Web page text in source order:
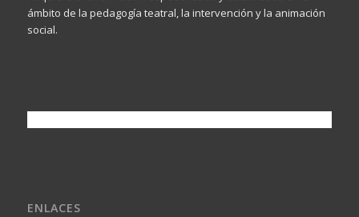
ámbito de la pedagogía teatral, la intervención y la animación
social.
ENLACES